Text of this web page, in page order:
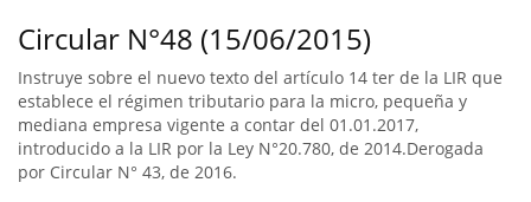
Circular N°48 (15/06/2015)
Instruye sobre el nuevo texto del artículo 14 ter de la LIR que
establece el régimen tributario para la micro, pequeña y
mediana empresa vigente a contar del 01.01.2017,
introducido a la LIR por la Ley N°20.780, de 2014.Derogada
por Circular N° 43, de 2016.